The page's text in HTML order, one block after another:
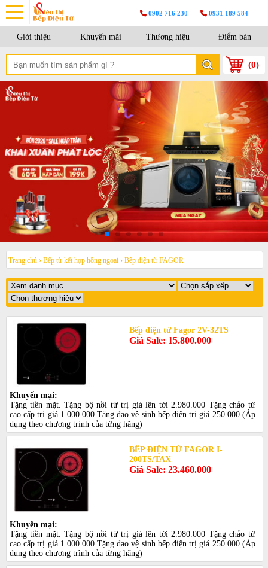
0902 716 230 0931 189 584
Giới thiệu Khuyến mãi Thương hiệu Điểm bán
(0)
Trang chủ › Bếp từ kết hợp hồng ngoại › Bếp điện từ FAGOR
Bếp điện từ Fagor 2V-32TS
Giá Sale: 15.800.000
Khuyến mại:
Tặng tiền mặt. Tặng bộ nồi từ trị giá lên tới 2.980.000 Tặng chảo từ
cao cấp trị giá 1.000.000 Tặng dao vệ sinh bếp điện trị giá 250.000 (Áp
dụng theo chương trình của từng hãng)
BẾP ĐIỆN TỪ FAGOR I-
200TS/TAX
Giá Sale: 23.460.000
Khuyến mại:
Tặng tiền mặt. Tặng bộ nồi từ trị giá lên tới 2.980.000 Tặng chảo từ
cao cấp trị giá 1.000.000 Tặng dao vệ sinh bếp điện trị giá 250.000 (Áp
dụng theo chương trình của từng hãng)